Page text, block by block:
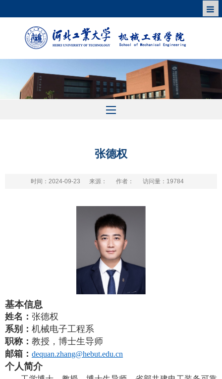
张德权
时间：2024-09-23 来源： 作者： 访问量： 19784
基本信息
姓名： 张德权
系别 ： 机械电子工程系
职称 ： 教授 ， 博士生导师
邮箱 ： dequan.zhang@hebut.edu.cn
个人简介